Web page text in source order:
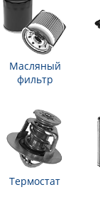
Масляный
фильтр
Термостат